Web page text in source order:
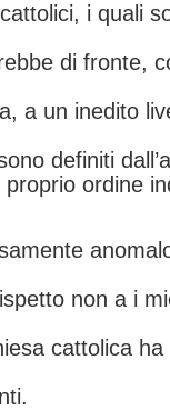
i quali
di fronte,
a un inedito
definiti
ordine
non a i
cattolica